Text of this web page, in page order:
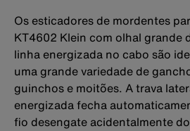
Os esticadores de mordentes
KT4602 Klein com olhal grande
linha energizada no cabo são
uma grande variedade de
guinchos e moitões. A trava
energizada fecha
fio desengate acidentalmente